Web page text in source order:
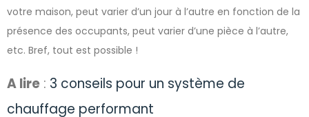
votre maison, peut varier d’un jour à l’autre en fonction de la
présence des occupants, peut varier d’une pièce à l’autre,
etc. Bref, tout est possible !
A lire : 3 conseils pour un système de
chauffage performant